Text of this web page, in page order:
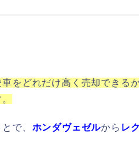
をどれだけ高く売却できる
で、 ホンダヴェゼルから レ